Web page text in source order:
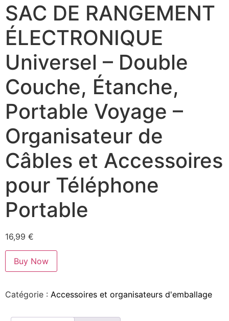
SAC DE RANGEMENT
ÉLECTRONIQUE
Universel – Double
Couche, Étanche,
Portable Voyage –
Organisateur de
Câbles et Accessoires
pour Téléphone
Portable
16,99 €
Buy Now
Catégorie : Accessoires et organisateurs d'emballage